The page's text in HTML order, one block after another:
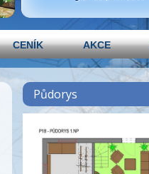
CENÍK AKCE
Půdorys